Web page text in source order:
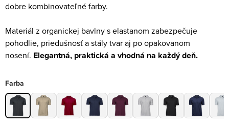
dobre kombinovateľné farby.
Materiál z organickej bavlny s elastanom zabezpečuje
pohodlie, priedušnosť a stály tvar aj po opakovanom
nosení. Elegantná, praktická a vhodná na každý deň.
Farba